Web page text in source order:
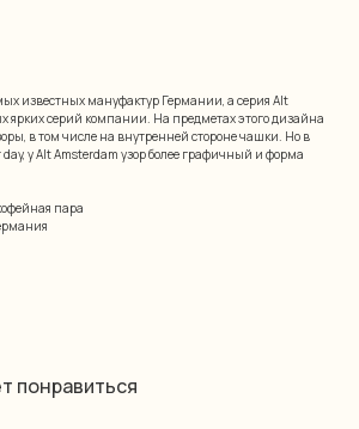
известных мануфактур Германии, а серия Alt
ярких серий компании. На предметах этого дизайна
в том числе на внутренней стороне чашки. Но в
у Alt Amsterdam узор более графичный и форма
пара
понравиться